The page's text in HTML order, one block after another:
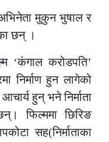
मुकुन भुषाल र
छन् ।
‘कंगाल करोडपति’
निर्माण हुन लागेको
हुन् भने निर्माता
फिल्ममा छिरिङ
सह(निर्माताका